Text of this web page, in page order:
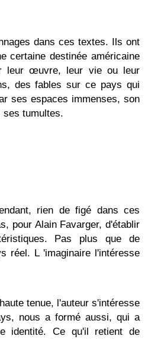
dans ces textes. Ils ont
certaine destinée américaine
leur œuvre, leur vie ou leur
des fables sur ce pays qui
ses espaces immenses, son
ses tumultes.
rien de figé dans ces
pour Alain Favarger, d'établir
Pas plus que de
réel. L 'imaginaire l'intéresse
tenue, l'auteur s'intéresse
nous a formé aussi, qui a
identité. Ce qu'il retient de